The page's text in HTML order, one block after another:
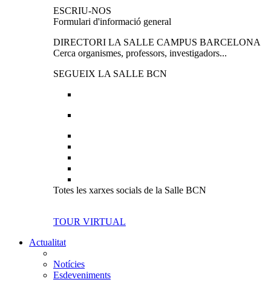
ESCRIU-NOS
Formulari d'informació general
DIRECTORI LA SALLE CAMPUS BARCELONA
Cerca organismes, professors, investigadors...
SEGUEIX LA SALLE BCN
Totes les xarxes socials de la Salle BCN
TOUR VIRTUAL
Actualitat
Notícies
Esdeveniments